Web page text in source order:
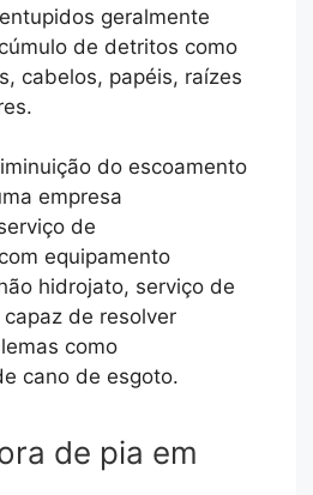
geralmente
de detritos como
cabelos, papéis, raízes
do escoamento
empresa
de
equipamento
hidrojato, serviço de
de resolver
como
cano de esgoto.
de pia em